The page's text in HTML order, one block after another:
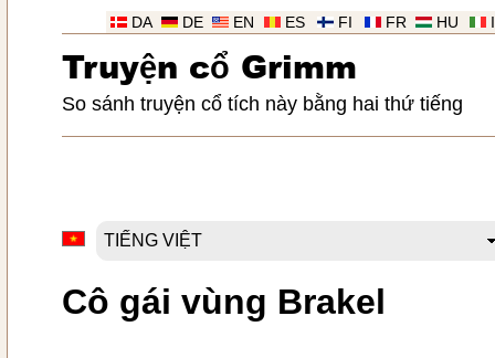
HU
FR
FI
ES
EN
DE
DA
Truyện cổ Grimm
So sánh truyện cổ tích này bằng hai thứ tiếng
Cô gái vùng Brakel